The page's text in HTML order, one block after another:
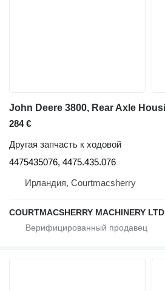
284 €
Другая запчасть к ходовой
4475435076, 4475.435.076
Ирландия, Courtmacsherry
COURTMACSHERRY MACHINERY LTD